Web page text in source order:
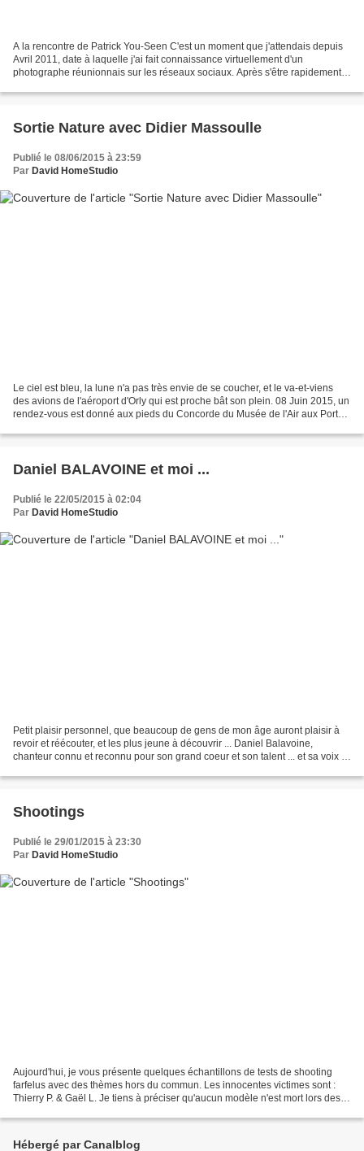
A la rencontre de Patrick You-Seen C'est un moment que j'attendais depuis
Avril 2011, date à laquelle j'ai fait connaissance virtuellement d'un
photographe réunionnais sur les réseaux sociaux. Après s'être rapidement
Sortie Nature avec Didier Massoulle
Publié le 08/06/2015 à 23:59
Par David HomeStudio
Le ciel est bleu, la lune n'a pas très envie de se coucher, et le va-et-viens
des avions de l'aéroport d'Orly qui est proche bât son plein. 08 Juin 2015, un
rendez-vous est donné aux pieds du Concorde du Musée de l'Air aux Portes
Daniel BALAVOINE et moi ...
Publié le 22/05/2015 à 02:04
Par David HomeStudio
Petit plaisir personnel, que beaucoup de gens de mon âge auront plaisir à
revoir et réécouter, et les plus jeune à découvrir ... Daniel Balavoine,
chanteur connu et reconnu pour son grand coeur et son talent ... et sa voix !
Shootings
Publié le 29/01/2015 à 23:30
Par David HomeStudio
Aujourd'hui, je vous présente quelques échantillons de tests de shooting
farfelus avec des thèmes hors du commun. Les innocentes victimes sont :
Thierry P. & Gaël L. Je tiens à préciser qu'aucun modèle n'est mort lors des
Hébergé par Canalblog